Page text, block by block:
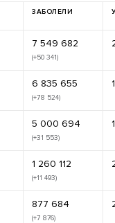
ЗАБОЛЕЛИ
7 549 682
(+50 341)
6 835 655
(+78 524)
5 000 694
(+31 553)
1 260 112
(+11 493)
877 684
(+7 876)